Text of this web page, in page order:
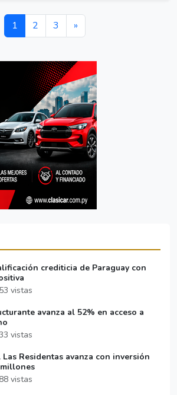
1 2 3 »
crediticia de Paraguay con
vistas
avanza al 52% en acceso a
vistas
Residentas avanza con inversión
millones
vistas